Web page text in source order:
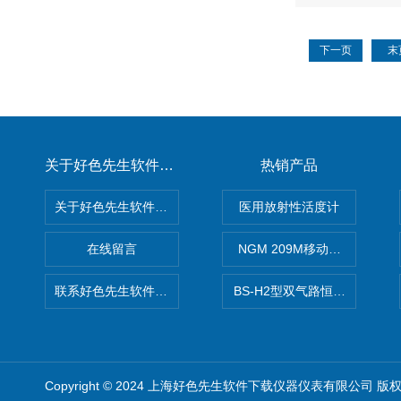
下一页 末
关于好色先生软件下载
在线留言
热销产品
医用放射性活度计
NGM 209M移动式惰性气体
BS-H2型双气路恒流大气采样
Copyright © 2024 上海好色先生软件下载仪器仪表有限公司 版